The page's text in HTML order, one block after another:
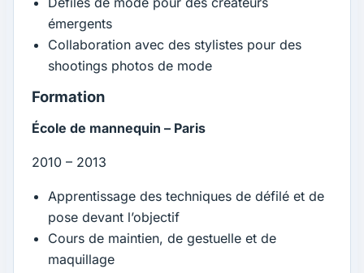
émergents
Collaboration avec des stylistes pour des
shootings photos de mode
Formation
École de mannequin – Paris
2010 – 2013
Apprentissage des techniques de défilé et de
pose devant l’objectif
Cours de maintien, de gestuelle et de
maquillage